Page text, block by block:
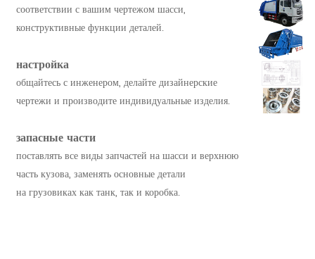
соответствии с вашим чертежом шасси,
конструктивные функции деталей.
настройка
общайтесь с инженером, делайте дизайнерские
чертежи и производите индивидуальные изделия.
запасные части
поставлять все виды запчастей на шасси и верхнюю
часть кузова, заменять основные детали
на грузовиках как танк, так и коробка.